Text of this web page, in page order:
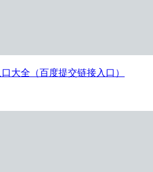
大全（百度提交链接入口）